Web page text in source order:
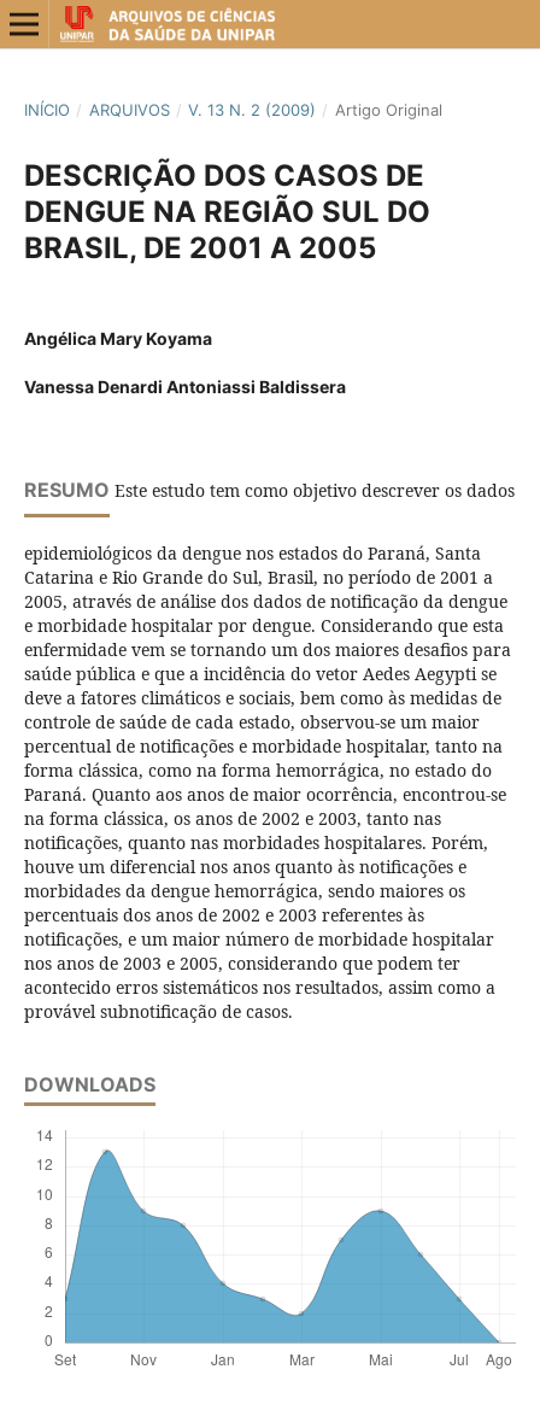
INÍCIO / ARQUIVOS / V. 13 N. 2 (2009) / Artigo Original
DESCRIÇÃO DOS CASOS DE
DENGUE NA REGIÃO SUL DO
BRASIL, DE 2001 A 2005
Angélica Mary Koyama
Vanessa Denardi Antoniassi Baldissera
RESUMO Este estudo tem como objetivo descrever os dados
epidemiológicos da dengue nos estados do Paraná, Santa
Catarina e Rio Grande do Sul, Brasil, no período de 2001 a
2005, através de análise dos dados de notificação da dengue
e morbidade hospitalar por dengue. Considerando que esta
enfermidade vem se tornando um dos maiores desafios para
saúde pública e que a incidência do vetor Aedes Aegypti se
deve a fatores climáticos e sociais, bem como às medidas de
controle de saúde de cada estado, observou-se um maior
percentual de notificações e morbidade hospitalar, tanto na
forma clássica, como na forma hemorrágica, no estado do
Paraná. Quanto aos anos de maior ocorrência, encontrou-se
na forma clássica, os anos de 2002 e 2003, tanto nas
notificações, quanto nas morbidades hospitalares. Porém,
houve um diferencial nos anos quanto às notificações e
morbidades da dengue hemorrágica, sendo maiores os
percentuais dos anos de 2002 e 2003 referentes às
notificações, e um maior número de morbidade hospitalar
nos anos de 2003 e 2005, considerando que podem ter
acontecido erros sistemáticos nos resultados, assim como a
provável subnotificação de casos.
DOWNLOADS